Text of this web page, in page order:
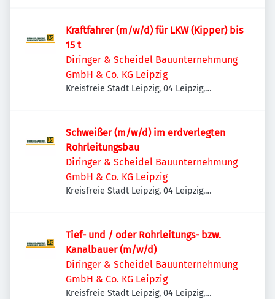
Kraftfahrer (m/w/d) für LKW (Kipper) bis
15 t
Diringer & Scheidel Bauunternehmung
GmbH & Co. KG Leipzig
Kreisfreie Stadt Leipzig, 04 Leipzig,
Schweißer (m/w/d) im erdverlegten
Rohrleitungsbau
Diringer & Scheidel Bauunternehmung
GmbH & Co. KG Leipzig
Kreisfreie Stadt Leipzig, 04 Leipzig,
Tief- und / oder Rohrleitungs- bzw.
Kanalbauer (m/w/d)
Diringer & Scheidel Bauunternehmung
GmbH & Co. KG Leipzig
Kreisfreie Stadt Leipzig, 04 Leipzig,